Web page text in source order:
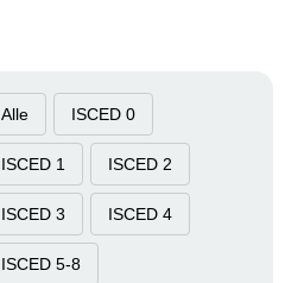
Alle ISCED 0
ISCED 1 ISCED 2
ISCED 3 ISCED 4
ISCED 5-8